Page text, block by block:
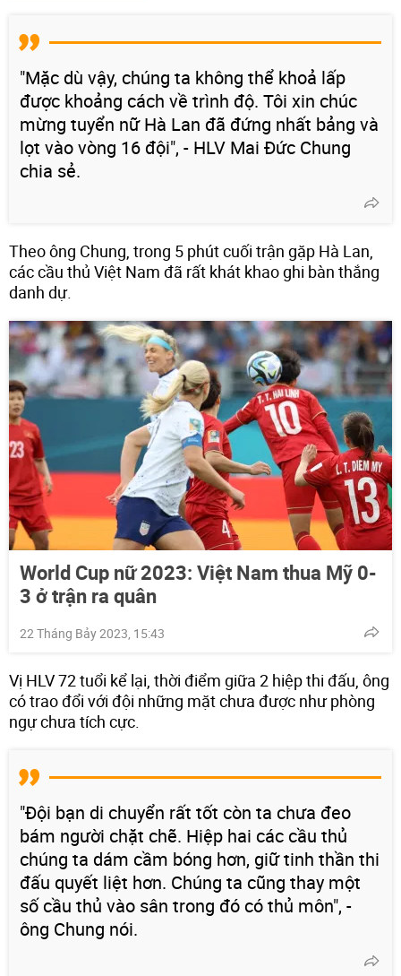
"Mặc dù vậy, chúng ta không thể khoả lấp
được khoảng cách về trình độ. Tôi xin chúc
mừng tuyển nữ Hà Lan đã đứng nhất bảng và
lọt vào vòng 16 đội", - HLV Mai Đức Chung
chia sẻ.
Theo ông Chung, trong 5 phút cuối trận gặp Hà Lan,
các cầu thủ Việt Nam đã rất khát khao ghi bàn thắng
danh dự.
World Cup nữ 2023: Việt Nam thua Mỹ 0-
3 ở trận ra quân
22 Tháng Bảy 2023, 15:43
Vị HLV 72 tuổi kể lại, thời điểm giữa 2 hiệp thi đấu, ông
có trao đổi với đội những mặt chưa được như phòng
ngự chưa tích cực.
"Đội bạn di chuyển rất tốt còn ta chưa đeo
bám người chặt chẽ. Hiệp hai các cầu thủ
chúng ta dám cầm bóng hơn, giữ tinh thần thi
đấu quyết liệt hơn. Chúng ta cũng thay một
số cầu thủ vào sân trong đó có thủ môn", -
ông Chung nói.